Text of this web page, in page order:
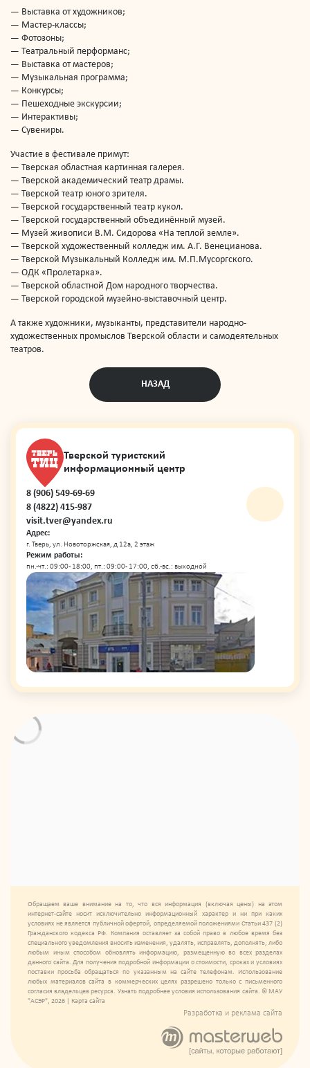
— Выставка от художников;
— Мастер-классы;
— Фотозоны;
— Театральный перформанс;
— Выставка от мастеров;
— Музыкальная программа;
— Конкурсы;
— Пешеходные экскурсии;
— Интерактивы;
— Сувениры.
Участие в фестивале примут:
— Тверская областная картинная галерея.
— Тверской академический театр драмы.
— Тверской театр юного зрителя.
— Тверской государственный театр кукол.
— Тверской государственный объединённый музей.
— Музей живописи В.М. Сидорова «На теплой земле».
— Тверской художественный колледж им. А.Г. Венецианова.
— Тверской Музыкальный Колледж им. М.П.Мусоргского.
— ОДК «Пролетарка».
— Тверской областной Дом народного творчества.
— Тверской городской музейно-выставочный центр.
А также художники, музыканты, представители народно-
художественных промыслов Тверской области и самодеятельных
театров.
НАЗАД
Тверской туристский
информационный центр
8 (906) 549-69-69
8 (4822) 415-987
visit.tver@yandex.ru
Адрес:
г. Тверь, ул. Новоторжская, д 12а, 2 этаж
Режим работы:
пн.-чт.: 09:00 - 18:00, пт.: 09:00 - 17:00, сб.-вс.: выходной
Обращаем ваше внимание на то, что вся информация (включая цены) на этом
интернет-сайте носит исключительно информационный характер и ни при каких
условиях не является публичной офертой, определяемой положениями Статьи 437 (2)
Гражданского кодекса РФ. Компания оставляет за собой право в любое время без
специального уведомления вносить изменения, удалять, исправлять, дополнять, либо
любым иным способом обновлять информацию, размещенную во всех разделах
данного сайта. Для получения подробной информации о стоимости, сроках и условиях
поставки просьба обращаться по указанным на сайте телефонам. Использование
любых материалов сайта в коммерческих целях разрешено только с письменного
согласия владельцев ресурса. Узнать подробнее условия использования сайта. © МАУ
"АСЭР", 2026 | Карта сайта
Разработка и реклама сайта